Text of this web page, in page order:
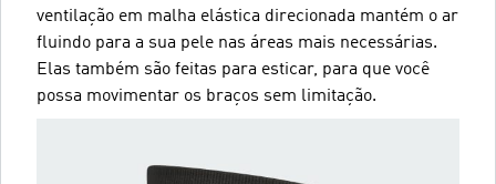
ventilação em malha elástica direcionada mantém o ar
fluindo para a sua pele nas áreas mais necessárias.
Elas também são feitas para esticar, para que você
possa movimentar os braços sem limitação.